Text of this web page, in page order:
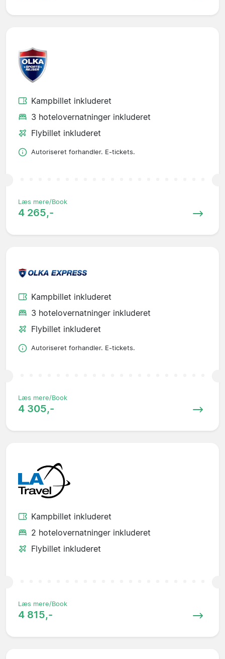
Kampbillet inkluderet
3 hotelovernatninger inkluderet
Flybillet inkluderet
Autoriseret forhandler. E-tickets.
Læs mere/Book
4 265,-
Kampbillet inkluderet
3 hotelovernatninger inkluderet
Flybillet inkluderet
Autoriseret forhandler. E-tickets.
Læs mere/Book
4 305,-
Kampbillet inkluderet
2 hotelovernatninger inkluderet
Flybillet inkluderet
Læs mere/Book
4 815,-